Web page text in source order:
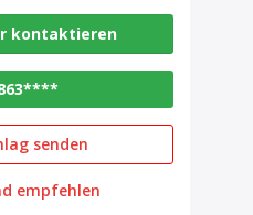
kontaktieren
senden
empfehlen